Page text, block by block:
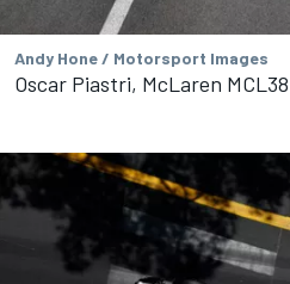
Andy Hone / Motorsport Images
Oscar Piastri, McLaren MCL38